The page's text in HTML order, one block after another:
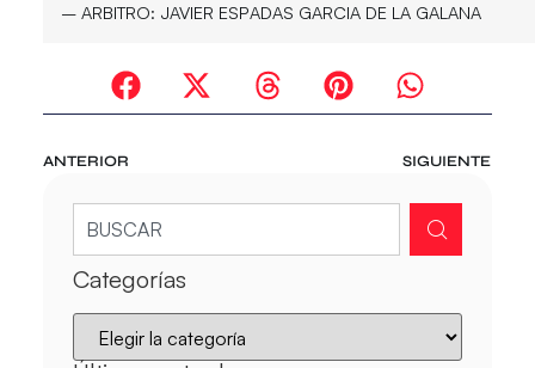
– ARBITRO: JAVIER ESPADAS GARCIA DE LA GALANA
ANTERIOR SIGUIENTE
Categorías